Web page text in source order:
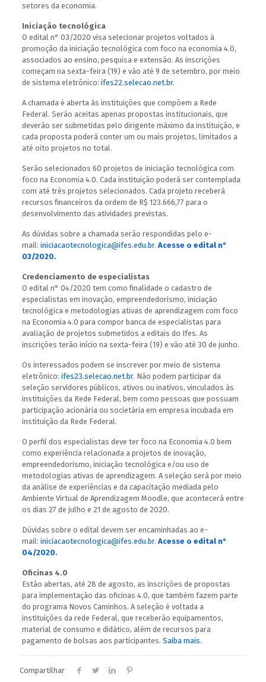
setores da economia.
Iniciação tecnológica
O edital n° 03/2020 visa selecionar projetos voltados à
promoção da iniciação tecnológica com foco na economia 4.0,
associados ao ensino, pesquisa e extensão. As inscrições
começam na sexta-feira (19) e vão até 9 de setembro, por meio
de sistema eletrônico: ifes22.selecao.net.br.
A chamada é aberta às instituições que compõem a Rede
Federal. Serão aceitas apenas propostas institucionais, que
deverão ser submetidas pelo dirigente máximo da instituição, e
cada proposta poderá conter um ou mais projetos, limitados a
até oito projetos no total.
Serão selecionados 60 projetos de iniciação tecnológica com
foco na Economia 4.0. Cada instituição poderá ser contemplada
com até três projetos selecionados. Cada projeto receberá
recursos financeiros da ordem de R$ 123.666,77 para o
desenvolvimento das atividades previstas.
As dúvidas sobre a chamada serão respondidas pelo e-
mail: iniciacaotecnologica@ifes.edu.br. Acesse o edital n°
03/2020.
Credenciamento de especialistas
O edital n° 04/2020 tem como finalidade o cadastro de
especialistas em inovação, empreendedorismo, iniciação
tecnológica e metodologias ativas de aprendizagem com foco
na Economia 4.0 para compor banca de especialistas para
avaliação de projetos submetidos a editais do Ifes. As
inscrições terão início na sexta-feira (19) e vão até 30 de junho.
Os interessados podem se inscrever por meio de sistema
eletrônico: ifes23.selecao.net.br. Não podem participar da
seleção servidores públicos, ativos ou inativos, vinculados às
instituições da Rede Federal, bem como pessoas que possuam
participação acionária ou societária em empresa incubada em
instituição da Rede Federal.
O perfil dos especialistas deve ter foco na Economia 4.0 bem
como experiência relacionada a projetos de inovação,
empreendedorismo, iniciação tecnológica e/ou uso de
metodologias ativas de aprendizagem. A seleção será por meio
da análise de experiências e da capacitação mediada pelo
Ambiente Virtual de Aprendizagem Moodle, que acontecerá entre
os dias 27 de julho e 21 de agosto de 2020.
Dúvidas sobre o edital devem ser encaminhadas ao e-
mail: iniciacaotecnologica@ifes.edu.br. Acesse o edital n°
04/2020.
Oficinas 4.0
Estão abertas, até 28 de agosto, as inscrições de propostas
para implementação das oficinas 4.0, que também fazem parte
do programa Novos Caminhos. A seleção é voltada a
instituições da rede Federal, que receberão equipamentos,
material de consumo e didático, além de recursos para
pagamento de bolsas aos participantes. Saiba mais.
Compartilhar